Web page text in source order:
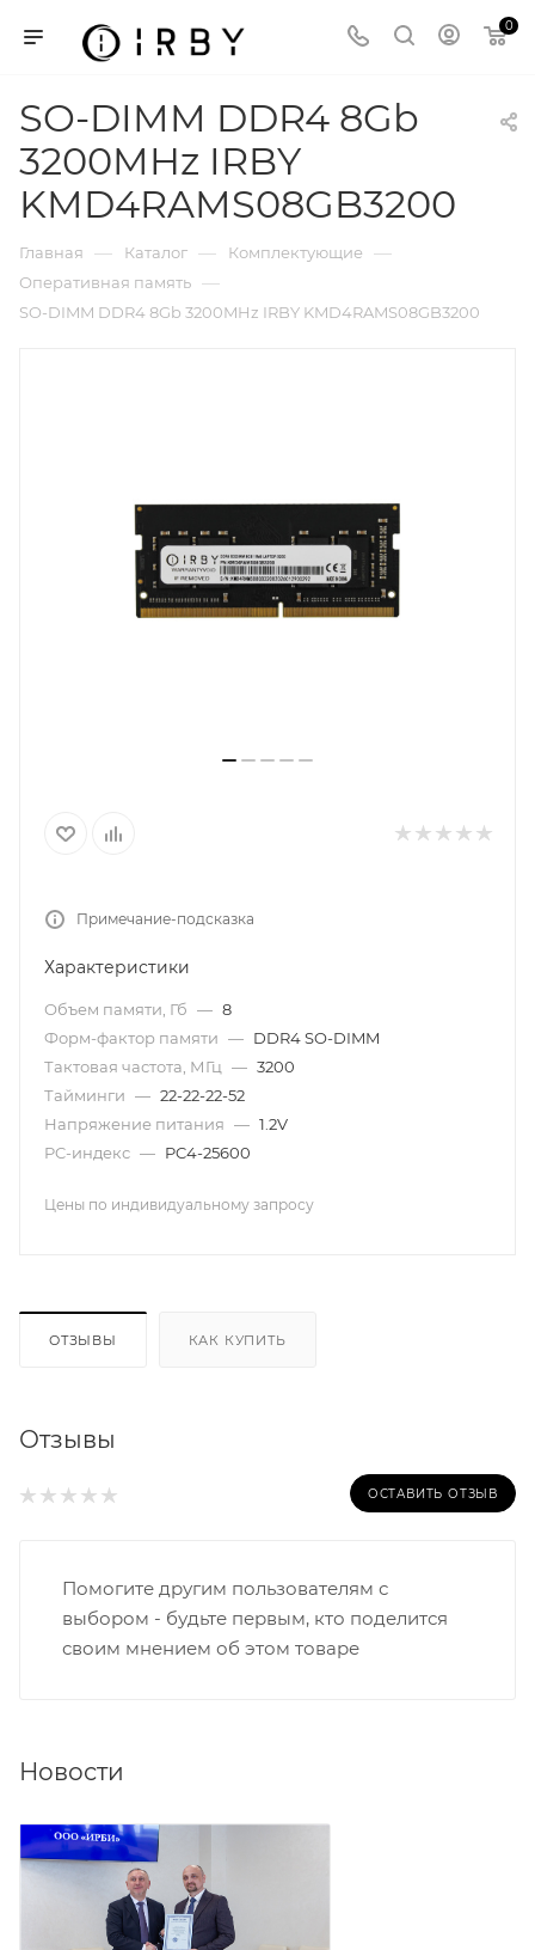
0
SO-DIMM DDR4 8Gb
3200MHz IRBY
KMD4RAMS08GB3200
Главная — Каталог — Комплектующие —
Оперативная память —
SO-DIMM DDR4 8Gb 3200MHz IRBY KMD4RAMS08GB3200
Примечание-подсказка
Характеристики
Объем памяти, Гб — 8
Форм-фактор памяти — DDR4 SO-DIMM
Тактовая частота, МГц — 3200
Тайминги — 22-22-22-52
Напряжение питания — 1.2V
PC-индекс — PC4-25600
Цены по индивидуальному запросу
ОТЗЫВЫ КАК КУПИТЬ
Отзывы
ОСТАВИТЬ ОТЗЫВ
Помогите другим пользователям с
выбором - будьте первым, кто поделится
своим мнением об этом товаре
Новости